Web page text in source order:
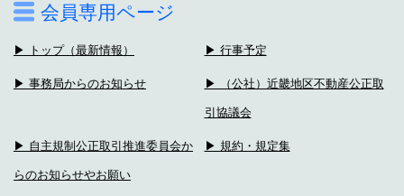
会員専用ページ
▶ トップ（最新情報） ▶ 行事予定
▶ 事務局からのお知らせ ▶ （公社）近畿地区不動産公正取
引協議会
▶ 自主規制公正取引推進委員会か
らのお知らせやお願い
▶ 規約・規定集